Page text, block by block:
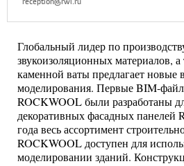
Глобальный лидер по
звукоизоляционных материалов,
каменной ваты предлагает новые
моделирования. Первые BIM-
ROCKWOOL были разработаны
декоративных фасадных панелей
года весь ассортимент
ROCKWOOL доступен для
моделировании зданий.